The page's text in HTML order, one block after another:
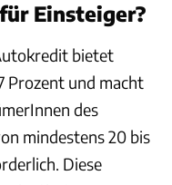
Einsteiger?
bietet
Prozent und macht
des
mindestens 20 bis
Diese